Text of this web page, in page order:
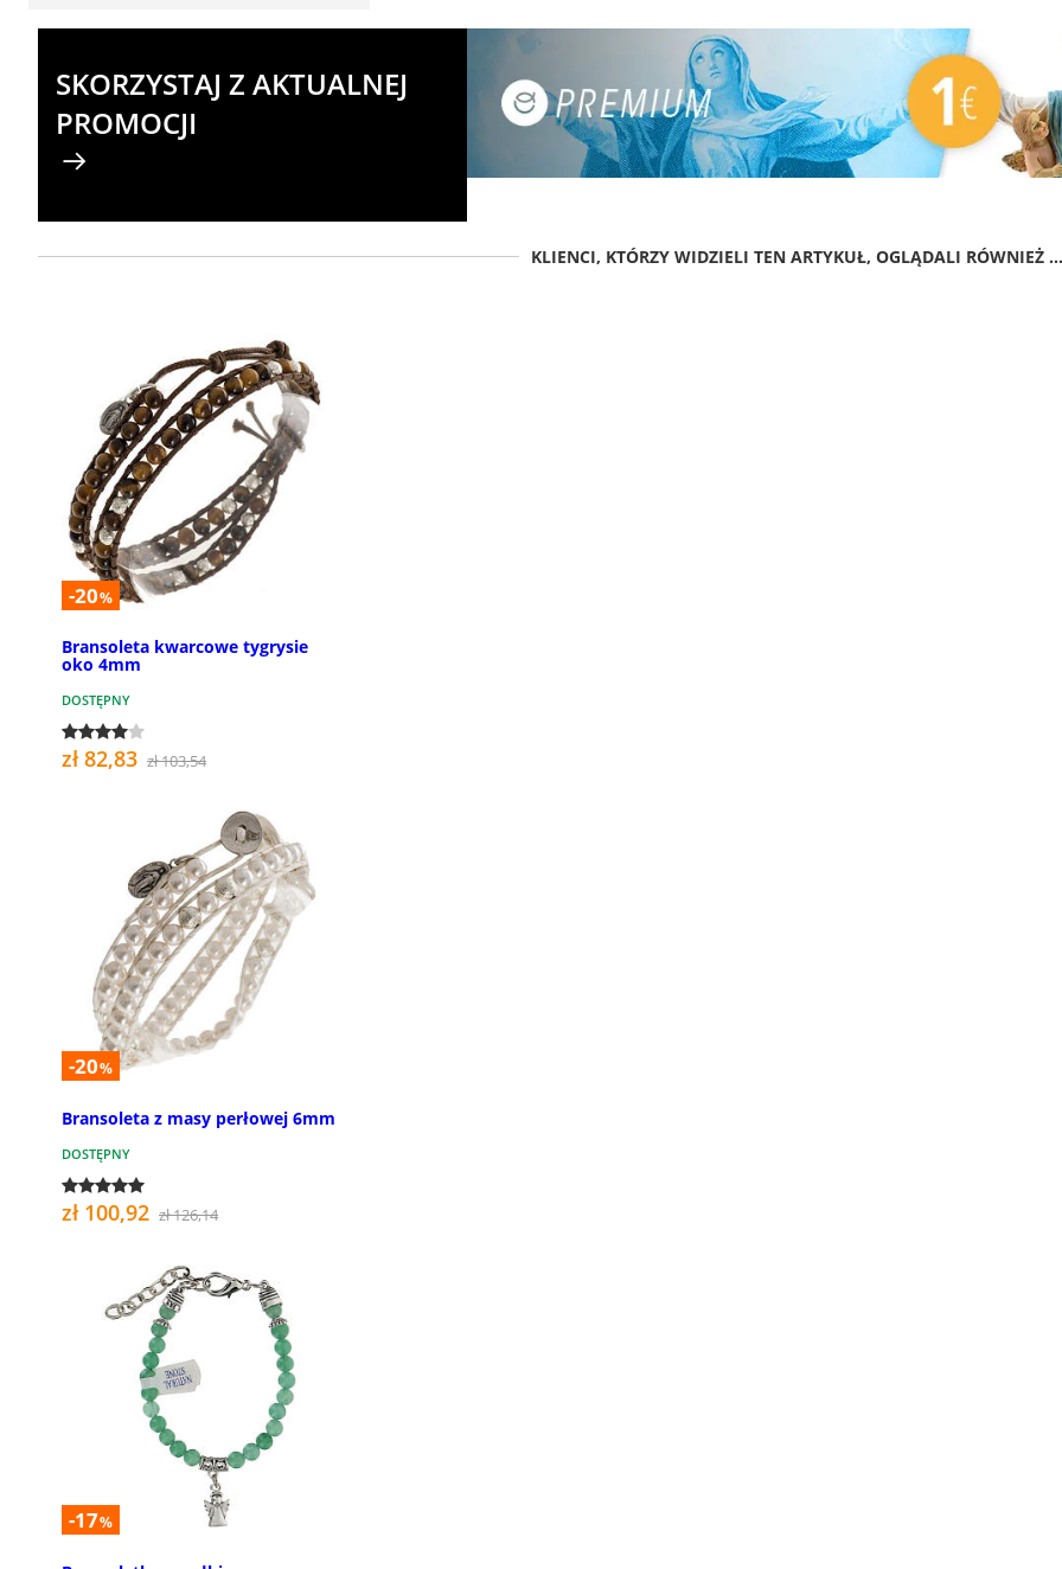
SKORZYSTAJ Z AKTUALNEJ
PROMOCJI
KLIENCI, KTÓRZY WIDZIELI TEN ARTYKUŁ, OGLĄDALI RÓWNIEŻ ...
-20%
Bransoleta kwarcowe tygrysie
oko 4mm
DOSTĘPNY
zł 82,83 zł 103,54
-20%
Bransoleta z masy perłowej 6mm
DOSTĘPNY
zł 100,92 zł 126,14
-17%